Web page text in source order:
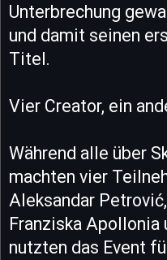
Unterbrechung
und damit seinen
Titel.
Vier Creator, ein
Während alle über
machten vier
Aleksandar
Franziska Apollonia
nutzten das Event